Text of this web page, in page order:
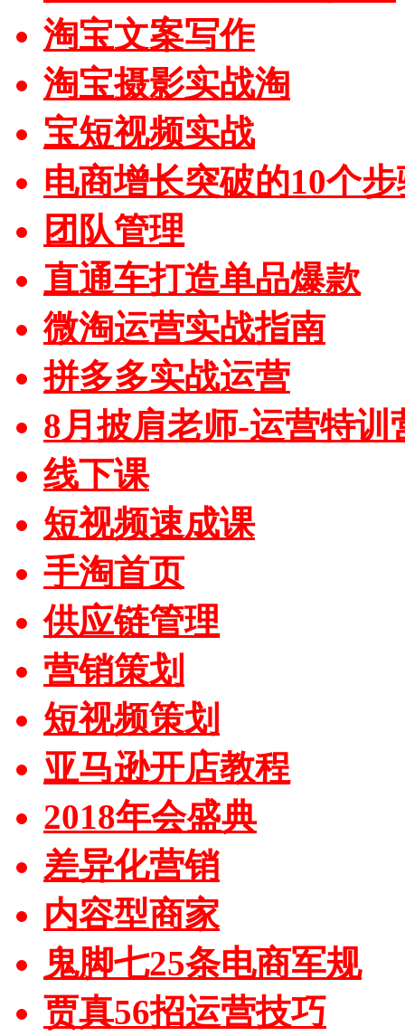
淘宝文案写作
淘宝摄影实战淘
宝短视频实战
电商增长突破的10个
团队管理
直通车打造单品爆款
微淘运营实战指南
拼多多实战运营
8月披肩老师-运营特训
线下课
短视频速成课
手淘首页
供应链管理
营销策划
短视频策划
亚马逊开店教程
2018年会盛典
差异化营销
内容型商家
鬼脚七25条电商军规
贾真56招运营技巧